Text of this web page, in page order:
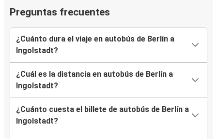
Preguntas frecuentes
¿Cuánto dura el viaje en autobús de Berlín a
Ingolstadt?
¿Cuál es la distancia en autobús de Berlín a
Ingolstadt?
¿Cuánto cuesta el billete de autobús de Berlín a
Ingolstadt?